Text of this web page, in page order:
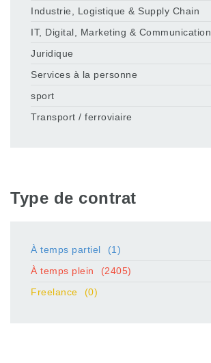
Industrie, Logistique & Supply Chain
IT, Digital, Marketing & Communication
Juridique
Services à la personne
sport
Transport / ferroviaire
Type de contrat
À temps partiel
(1)
À temps plein
(2405)
Freelance
(0)